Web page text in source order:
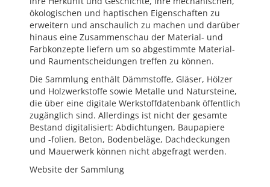
ökologischen und haptischen Eigenschaften zu
erweitern und anschaulich zu machen und darüber
hinaus eine Zusammenschau der Material- und
Farbkonzepte liefern um so abgestimmte Material-
und Raumentscheidungen treffen zu können.
Die Sammlung enthält Dämmstoffe, Gläser, Hölzer
und Holzwerkstoffe sowie Metalle und Natursteine,
die über eine digitale Werkstoffdatenbank öffentlich
zugänglich sind. Allerdings ist nicht der gesamte
Bestand digitalisiert: Abdichtungen, Baupapiere
und -folien, Beton, Bodenbeläge, Dachdeckungen
und Mauerwerk können nicht abgefragt werden.
Website der Sammlung